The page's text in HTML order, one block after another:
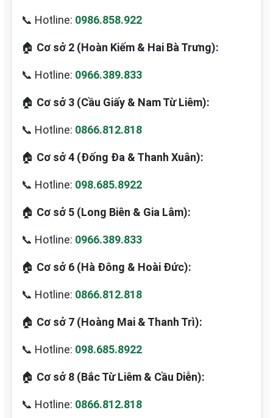
📞 Hotline: 0986.858.922
🏠 Cơ sở 2 (Hoàn Kiếm & Hai Bà Trưng):
📞 Hotline: 0966.389.833
🏠 Cơ sở 3 (Cầu Giấy & Nam Từ Liêm):
📞 Hotline: 0866.812.818
🏠 Cơ sở 4 (Đống Đa & Thanh Xuân):
📞 Hotline: 098.685.8922
🏠 Cơ sở 5 (Long Biên & Gia Lâm):
📞 Hotline: 0966.389.833
🏠 Cơ sở 6 (Hà Đông & Hoài Đức):
📞 Hotline: 0866.812.818
🏠 Cơ sở 7 (Hoàng Mai & Thanh Trì):
📞 Hotline: 098.685.8922
🏠 Cơ sở 8 (Bắc Từ Liêm & Cầu Diễn):
📞 Hotline: 0866.812.818